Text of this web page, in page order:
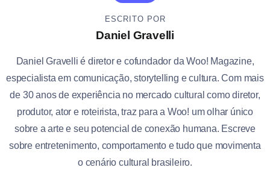
ESCRITO POR
Daniel Gravelli
Daniel Gravelli é diretor e cofundador da Woo! Magazine,
especialista em comunicação, storytelling e cultura. Com mais
de 30 anos de experiência no mercado cultural como diretor,
produtor, ator e roteirista, traz para a Woo! um olhar único
sobre a arte e seu potencial de conexão humana. Escreve
sobre entretenimento, comportamento e tudo que movimenta
o cenário cultural brasileiro.